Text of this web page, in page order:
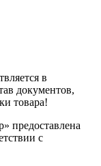
в
документов,
товара!
предоставлена
с